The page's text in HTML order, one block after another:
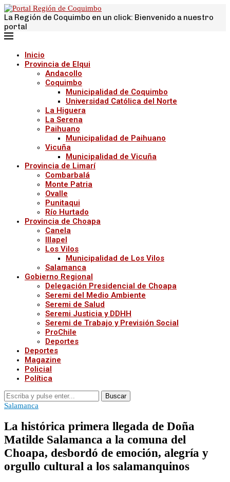
La Región de Coquimbo en un click: Bienvenido a nuestro
portal
Inicio
Provincia de Elqui
Andacollo
Coquimbo
Municipalidad de Coquimbo
Universidad Católica del Norte
La Higuera
La Serena
Paihuano
Municipalidad de Paihuano
Vicuña
Municipalidad de Vicuña
Provincia de Limarí
Combarbalá
Monte Patria
Ovalle
Punitaqui
Río Hurtado
Provincia de Choapa
Canela
Illapel
Los Vilos
Municipalidad de Los Vilos
Salamanca
Gobierno Regional
Delegación Presidencial de Choapa
Seremi del Medio Ambiente
Seremi de Salud
Seremi Justicia y DDHH
Seremi de Trabajo y Previsión Social
ProChile
Deportes
Deportes
Magazine
Policial
Política
Buscar
Salamanca
La histórica primera llegada de Doña
Matilde Salamanca a la comuna del
Choapa, desbordó de emoción, alegría y
orgullo cultural a los salamanquinos